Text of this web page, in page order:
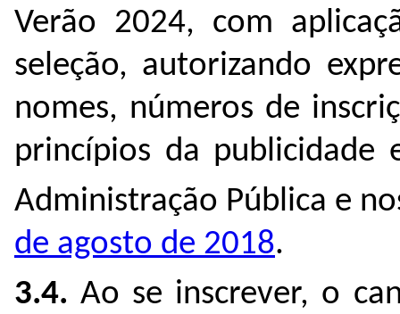
Verão 2024, com
seleção, autorizando
nomes, números de
princípios da publicidade
Administração Pública e
de agosto de 2018.
3.4. Ao se inscrever, o